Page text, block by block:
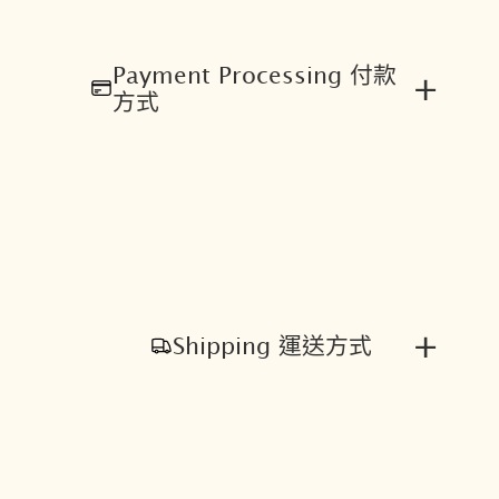
Payment Processing 付款
方式
+
Shipping 運送方式 +